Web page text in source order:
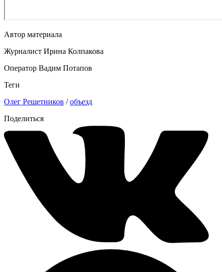
Автор материала
Журналист Ирина Колпакова
Оператор Вадим Потапов
Теги
Олег Решетников /объезд
Поделиться